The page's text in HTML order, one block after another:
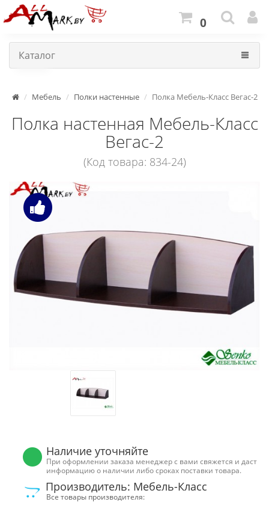
0
Каталог
Мебель Полки настенные Полка Мебель-Класс Вегас-2
Полка настенная Мебель-Класс
Вегас-2
(Код товара: 834-24)
Наличие уточняйте
При оформлении заказа менеджер с вами свяжется и даст
информацию о наличии либо сроках поставки товара.
Производитель: Мебель-Класс
Все товары производителя: